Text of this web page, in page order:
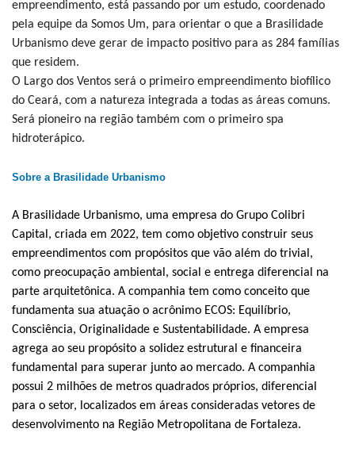
empreendimento, está passando por um estudo, coordenado
pela equipe da Somos Um, para orientar o que a Brasilidade
Urbanismo deve gerar de impacto positivo para as 284 famílias
que residem.
O Largo dos Ventos será o primeiro empreendimento biofílico
do Ceará, com a natureza integrada a todas as áreas comuns.
Será pioneiro na região também com o primeiro spa
hidroterápico.
Sobre a Brasilidade Urbanismo
A Brasilidade Urbanismo, uma empresa do Grupo Colibri
Capital, criada em 2022, tem como objetivo construir seus
empreendimentos com propósitos que vão além do trivial,
como preocupação ambiental, social e entrega diferencial na
parte arquitetônica. A companhia tem como conceito que
fundamenta sua atuação o acrônimo ECOS: Equilíbrio,
Consciência, Originalidade e Sustentabilidade. A empresa
agrega ao seu propósito a solidez estrutural e financeira
fundamental para superar junto ao mercado. A companhia
possui 2 milhões de metros quadrados próprios, diferencial
para o setor, localizados em áreas consideradas vetores de
desenvolvimento na Região Metropolitana de Fortaleza.